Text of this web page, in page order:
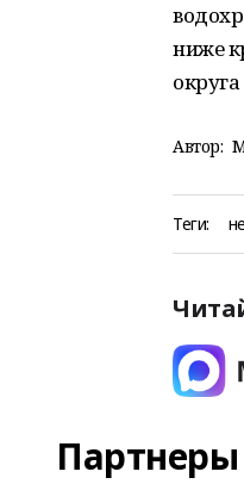
ниже
Автор:
Теги:
Партнеры